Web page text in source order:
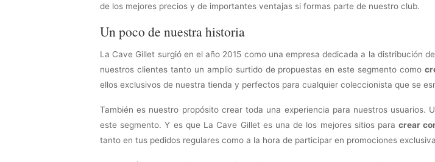
de los mejores precios y de importantes ventajas si formas parte de nuestro club.
Un poco de nuestra historia
La Cave Gillet surgió en el año 2015 como una empresa dedicada a la distribución
nuestros clientes tanto un amplio surtido de propuestas en este segmento como
ellos exclusivos de nuestra tienda y perfectos para cualquier coleccionista que se
También es nuestro propósito crear toda una experiencia para nuestros
este segmento. Y es que La Cave Gillet es una de los mejores sitios paracrear
tanto en tus pedidos regulares como a la hora de participar en promociones